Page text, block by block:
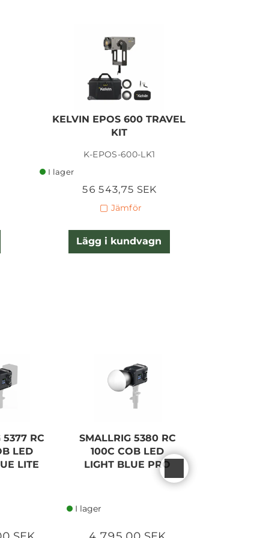
KELVIN EPOS 600 TRAVEL
KIT
K-EPOS-600-LK1
I lager
56 543,75 SEK
Jämför
Lägg i kundvagn
5377 RC
LED
LITE
SMALLRIG 5380 RC
100C COB LED
LIGHT BLUE PRO
I lager